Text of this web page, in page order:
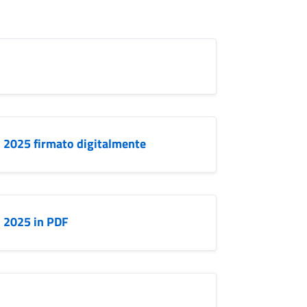
2025 firmato digitalmente
in PDF